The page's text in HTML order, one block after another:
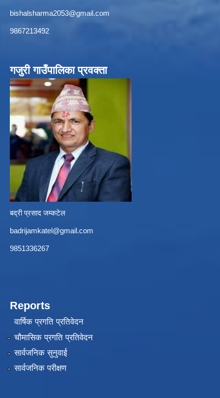
bishalsharma2053@gmail.com
9867213492
गजुरी गाउँपालिका प्रवक्ता
बद्री प्रसाद जम्कटेल
badrijamkatel@gmail.com
9851336267
Reports
वार्षिक प्रगति प्रतिवेदन
चौमासिक प्रगति प्रतिवेदन
सार्वजनिक सुनुवाई
सार्वजनिक परीक्षण